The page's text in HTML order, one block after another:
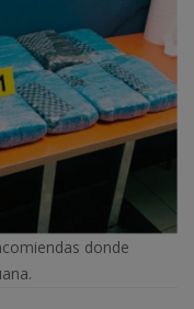
donde